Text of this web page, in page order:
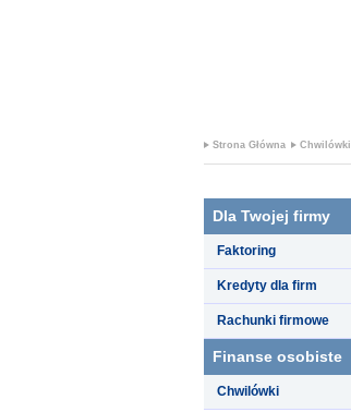
Strona Główna Chwilówki
Dla Twojej firmy
Faktoring
Kredyty dla firm
Rachunki firmowe
Finanse osobiste
Chwilówki